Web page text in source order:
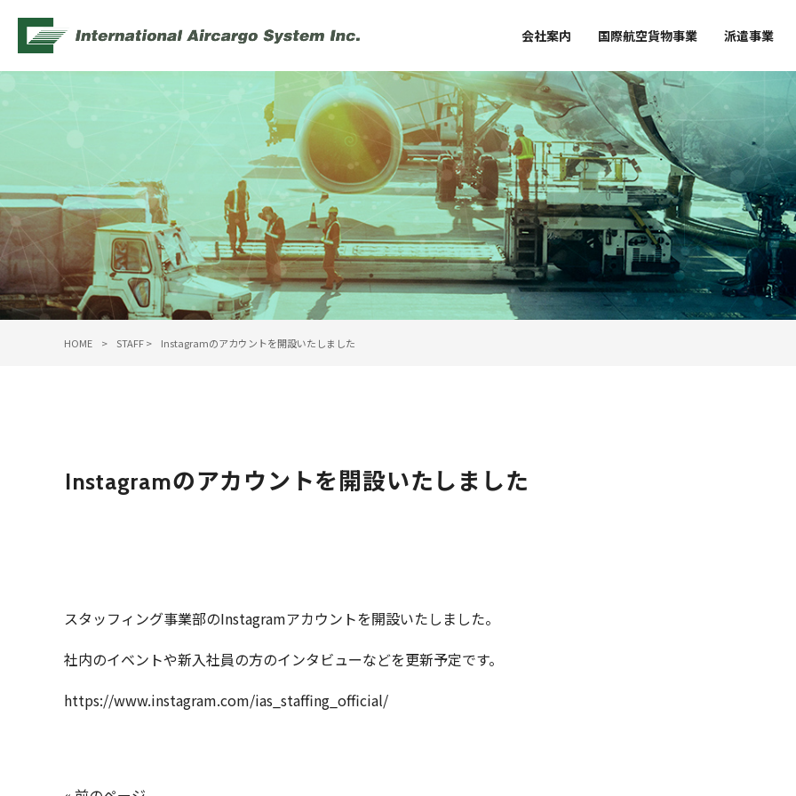
会社案内 国際航空貨物事業 派遣事業
HOME > STAFF> Instagramのアカウントを開設いたしました
Instagramのアカウントを開設いたしました
スタッフィング事業部のInstagramアカウントを開設いたしました。
社内のイベントや新入社員の方のインタビューなどを更新予定です。
https://www.instagram.com/ias_staffing_official/